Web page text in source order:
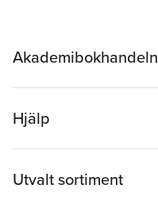
Akademibokhandeln
Hjälp
Utvalt sortiment